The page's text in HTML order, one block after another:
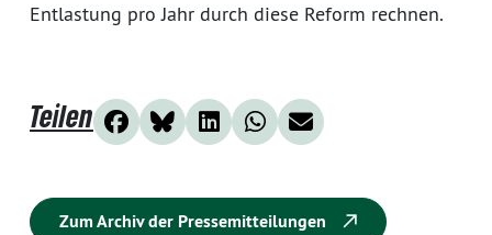
Entlastung pro Jahr durch diese Reform rechnen.
Teilen
Zum Archiv der Pressemitteilungen